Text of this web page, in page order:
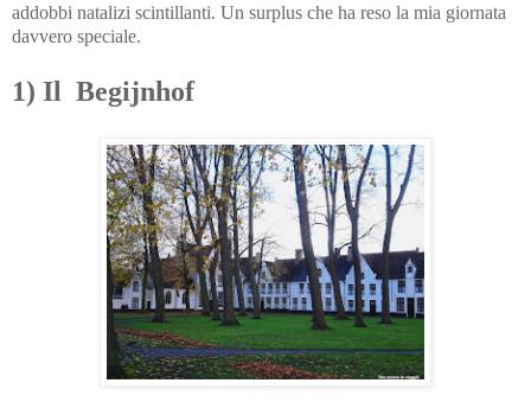
addobbi natalizi scintillanti. Un surplus che ha reso la mia giornata
davvero speciale.
1) Il Begijnhof